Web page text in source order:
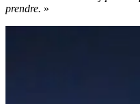
prendre. »